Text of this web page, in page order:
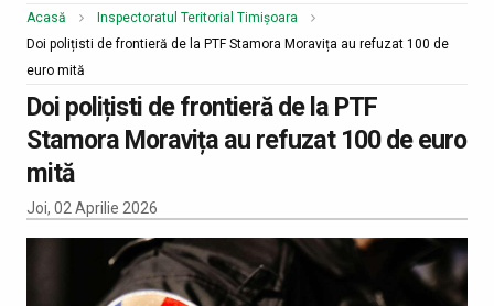
Acasă
Inspectoratul Teritorial Timișoara
Doi polițisti de frontieră de la PTF Stamora Moravița au refuzat 100 de
euro mită
Doi polițisti de frontieră de la PTF
Stamora Moravița au refuzat 100 de euro
mită
Joi, 02 Aprilie 2026